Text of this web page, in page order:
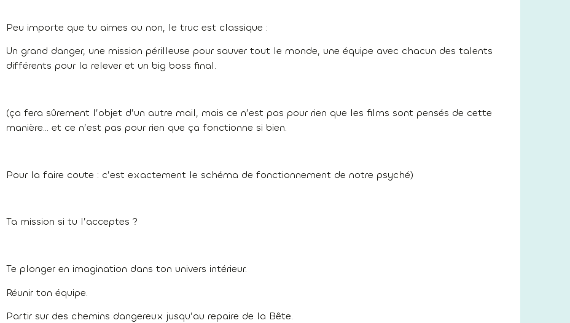
Peu importe que tu aimes ou non, le truc est classique :
Un grand danger, une mission périlleuse pour sauver tout le monde, une équipe avec chacun des talents
différents pour la relever et un big boss final.
(ça fera sûrement l’objet d’un autre mail, mais ce n’est pas pour rien que les films sont pensés de cette
manière… et ce n’est pas pour rien que ça fonctionne si bien.
Pour la faire coute : c’est exactement le schéma de fonctionnement de notre psyché)
Ta mission si tu l’acceptes ?
Te plonger en imagination dans ton univers intérieur.
Réunir ton équipe.
Partir sur des chemins dangereux jusqu’au repaire de la Bête.